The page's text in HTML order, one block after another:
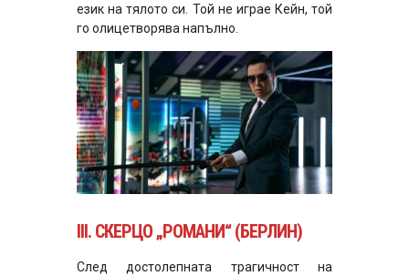
език на тялото си. Той не играе Кейн, той
го олицетворява напълно.
III. СКЕРЦО „РОМАНИ“ (БЕРЛИН)
След достолепната трагичност на